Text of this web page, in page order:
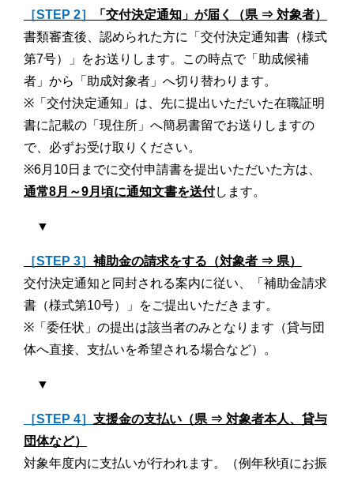
［STEP 2］
「交付決定通知」が届く（県 ⇒ 対象者）
書類審査後、認められた方に「交付決定通知書（様式
第7号）」をお送りします。この時点で「助成候補
者」から「助成対象者」へ切り替わります。
※「交付決定通知」は、先に提出いただいた在職証明
書に記載の「現住所」へ簡易書留でお送りしますの
で、必ずお受け取りください。
※6月10日までに交付申請書を提出いただいた方は、
通常8月～9月頃に通知文書を送付します。
▼
［STEP 3］ 補助金の請求をする（対象者 ⇒ 県）
交付決定通知と同封される案内に従い、「補助金請求
書（様式第10号）」をご提出いただきます。
※「委任状」の提出は該当者のみとなります（貸与団
体へ直接、支払いを希望される場合など）。
▼
［STEP 4］ 支援金の支払い（県 ⇒ 対象者本人、貸与
団体など）
対象年度内に支払いが行われます。（例年秋頃にお振